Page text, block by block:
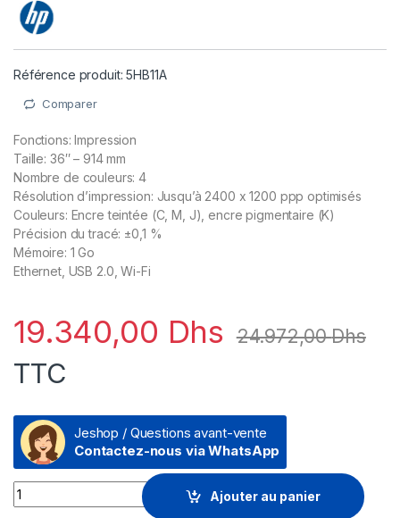
Référence produit: 5HB11A
Comparer
Fonctions: Impression
Taille: 36″ – 914 mm
Nombre de couleurs: 4
Résolution d’impression: Jusqu’à 2400 x 1200 ppp optimisés
Couleurs: Encre teintée (C, M, J), encre pigmentaire (K)
Précision du tracé: ±0,1 %
Mémoire: 1 Go
Ethernet, USB 2.0, Wi-Fi
19.340,00 Dhs 24.972,00Dhs
TTC
Jeshop / Questions avant-vente
Contactez-nous via WhatsApp
Prix Traceur HP DesignJet T630 36" (5HB11A) - 24972.00 -
Ajouter au panier